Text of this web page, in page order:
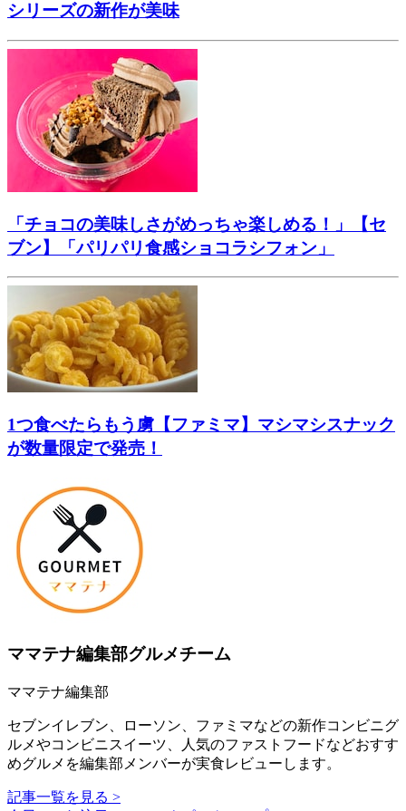
シリーズの新作が美味
「チョコの美味しさがめっちゃ楽しめる！」【セ
ブン】「パリパリ食感ショコラシフォン」
1つ食べたらもう虜【ファミマ】マシマシスナック
が数量限定で発売！
ママテナ編集部グルメチーム
ママテナ編集部
セブンイレブン、ローソン、ファミマなどの新作コンビニグ
ルメやコンビニスイーツ、人気のファストフードなどおすす
めグルメを編集部メンバーが実食レビューします。
記事一覧を見る >